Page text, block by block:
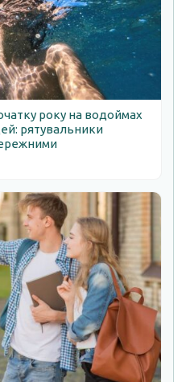
року на водоймах
рятувальники